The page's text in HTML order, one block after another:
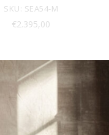
SKU: SEA54-M
€2.395,00